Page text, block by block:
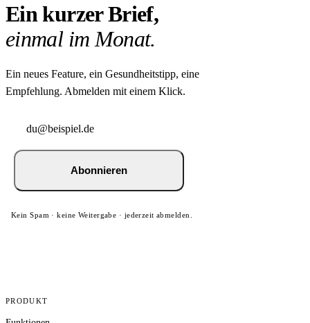
Ein kurzer Brief,
einmal im Monat.
Ein neues Feature, ein Gesundheitstipp, eine
Empfehlung. Abmelden mit einem Klick.
Abonnieren
Kein Spam · keine Weitergabe · jederzeit abmelden.
PRODUKT